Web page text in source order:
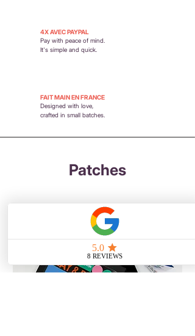
4X AVEC PAYPAL
Pay with peace of mind.
It's simple and quick.
FAIT MAIN EN FRANCE
Designed with love,
crafted in small batches.
Patches